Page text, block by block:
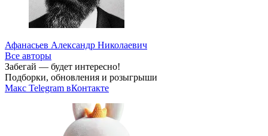
Афанасьев Александр Николаевич
Все авторы
Забегай — будет интересно!
Подборки, обновления и розыгрыши
Макс Telegram вКонтакте